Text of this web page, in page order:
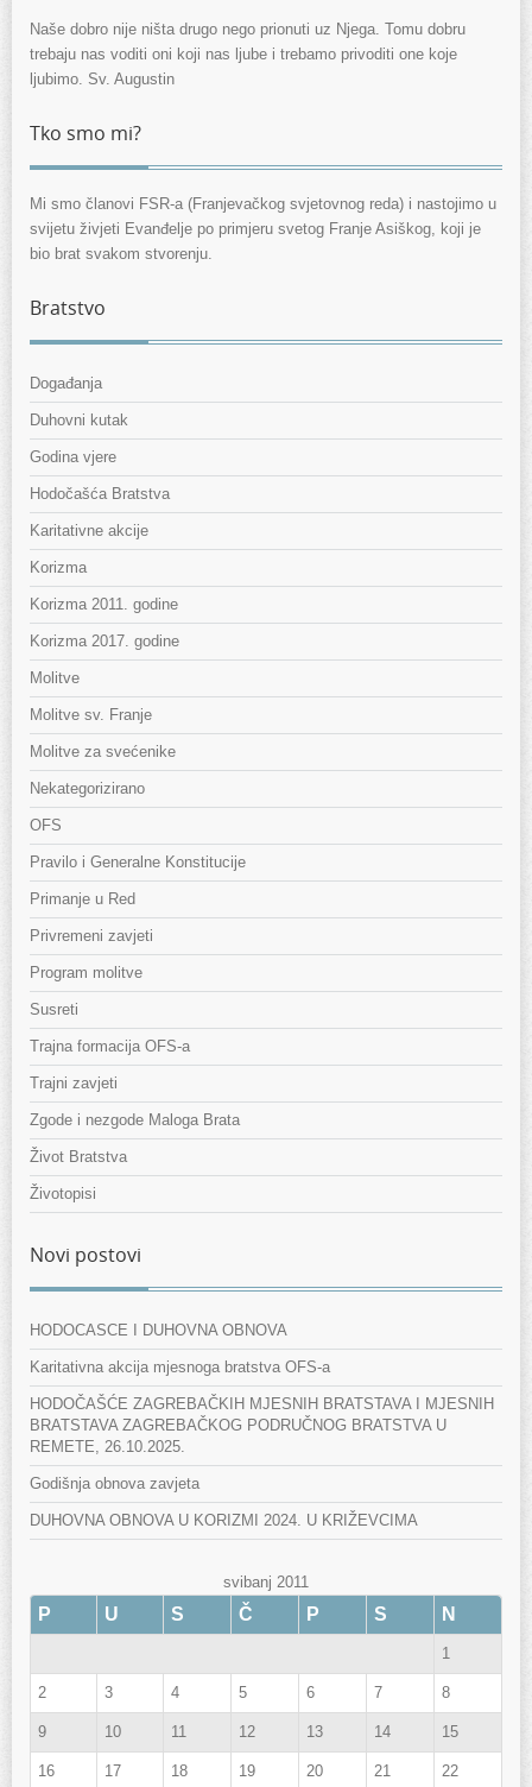
Naše dobro nije ništa drugo nego prionuti uz Njega. Tomu dobru
trebaju nas voditi oni koji nas ljube i trebamo privoditi one koje
ljubimo. Sv. Augustin
Tko smo mi?
Mi smo članovi FSR-a (Franjevačkog svjetovnog reda) i nastojimo u
svijetu živjeti Evanđelje po primjeru svetog Franje Asiškog, koji je
bio brat svakom stvorenju.
Bratstvo
Događanja
Duhovni kutak
Godina vjere
Hodočašća Bratstva
Karitativne akcije
Korizma
Korizma 2011. godine
Korizma 2017. godine
Molitve
Molitve sv. Franje
Molitve za svećenike
Nekategorizirano
OFS
Pravilo i Generalne Konstitucije
Primanje u Red
Privremeni zavjeti
Program molitve
Susreti
Trajna formacija OFS-a
Trajni zavjeti
Zgode i nezgode Maloga Brata
Život Bratstva
Životopisi
Novi postovi
HODOCASCE I DUHOVNA OBNOVA
Karitativna akcija mjesnoga bratstva OFS-a
HODOČAŠĆE ZAGREBAČKIH MJESNIH BRATSTAVA I MJESNIH
BRATSTAVA ZAGREBAČKOG PODRUČNOG BRATSTVA U
REMETE, 26.10.2025.
Godišnja obnova zavjeta
DUHOVNA OBNOVA U KORIZMI 2024. U KRIŽEVCIMA
svibanj 2011
P U S Č P S N
1
2 3 4 5 6 7 8
9 10 11 12 13 14 15
16 17 18 19 20 21 22